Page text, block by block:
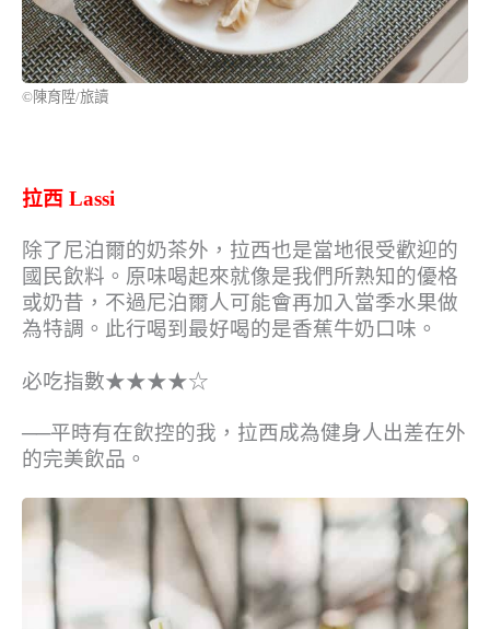
©陳育陞/旅讀
拉西 Lassi
除了尼泊爾的奶茶外，拉西也是當地很受歡迎的
國民飲料。原味喝起來就像是我們所熟知的優格
或奶昔，不過尼泊爾人可能會再加入當季水果做
為特調。此行喝到最好喝的是香蕉牛奶口味。
必吃指數★★★★☆
──平時有在飲控的我，拉西成為健身人出差在外
的完美飲品。